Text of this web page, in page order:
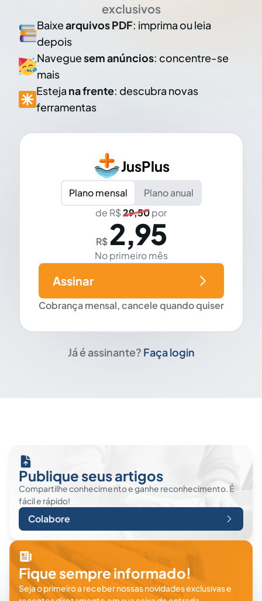
exclusivos
Baixearquivos PDF: imprima ou leia
depois
Naveguesem anúncios: concentre-se
mais
Esteja na frente: descubra novas
ferramentas
JusPlus
Plano mensal
Plano anual
de R$29,50por
R$ 2,95
No primeiro mês
Cobrança mensal, cancele quando quiser
Assinar
Já é assinante? Faça login
Publique seus artigos
Compartilhe conhecimento e ganhe reconhecimento. É
fácil e rápido!
Colabore
Fique sempre informado!
Seja o primeiro a receber nossas novidades exclusivas e